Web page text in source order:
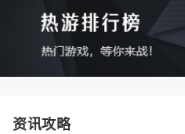
资讯攻略